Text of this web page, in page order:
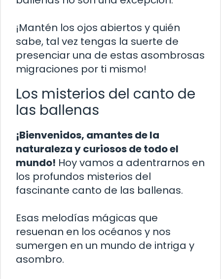
¡Mantén los ojos abiertos y quién
sabe, tal vez tengas la suerte de
presenciar una de estas asombrosas
migraciones por ti mismo!
Los misterios del canto de
las ballenas
¡Bienvenidos, amantes de la
naturaleza y curiosos de todo el
mundo! Hoy vamos a adentrarnos en
los profundos misterios del
fascinante canto de las ballenas.
Esas melodías mágicas que
resuenan en los océanos y nos
sumergen en un mundo de intriga y
asombro.